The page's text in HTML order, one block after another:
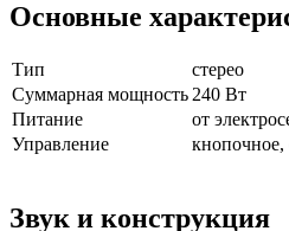
Основные
Тип
стерео
Суммарная мощность 240 Вт
Питание
от
Управление
кнопочное,
Звук и конструкция